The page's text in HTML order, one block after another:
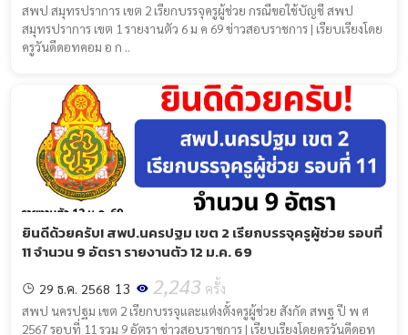
สพป สมุทรปราการ เขต 2 เรียกบรรจุครูผู้ช่วย กรณีขอใช้บัญชี สพป
สมุทรปราการ เขต 1 รายงานตัว 6 ม ค 69 ข่าวสอบราชการ | เรียบเรียงโดย
ครูวันดีดอทคอม อ ก ..
ยินดีด้วยครับ! สพป.นครปฐม เขต 2 เรียกบรรจุครูผู้ช่วย รอบที่
11 จำนวน 9 อัตรา รายงานตัว 12 ม.ค. 69
29 ธ.ค. 2568 13 2,243 ครั้ง
สพป นครปฐม เขต 2 เรียกบรรจุและแต่งตั้งครูผู้ช่วย สังกัด สพฐ ปี พ ศ
2567 รอบที่ 11 รวม 9 อัตรา ข่าวสอบราชการ | เรียบเรียงโดยครูวันดีดอท